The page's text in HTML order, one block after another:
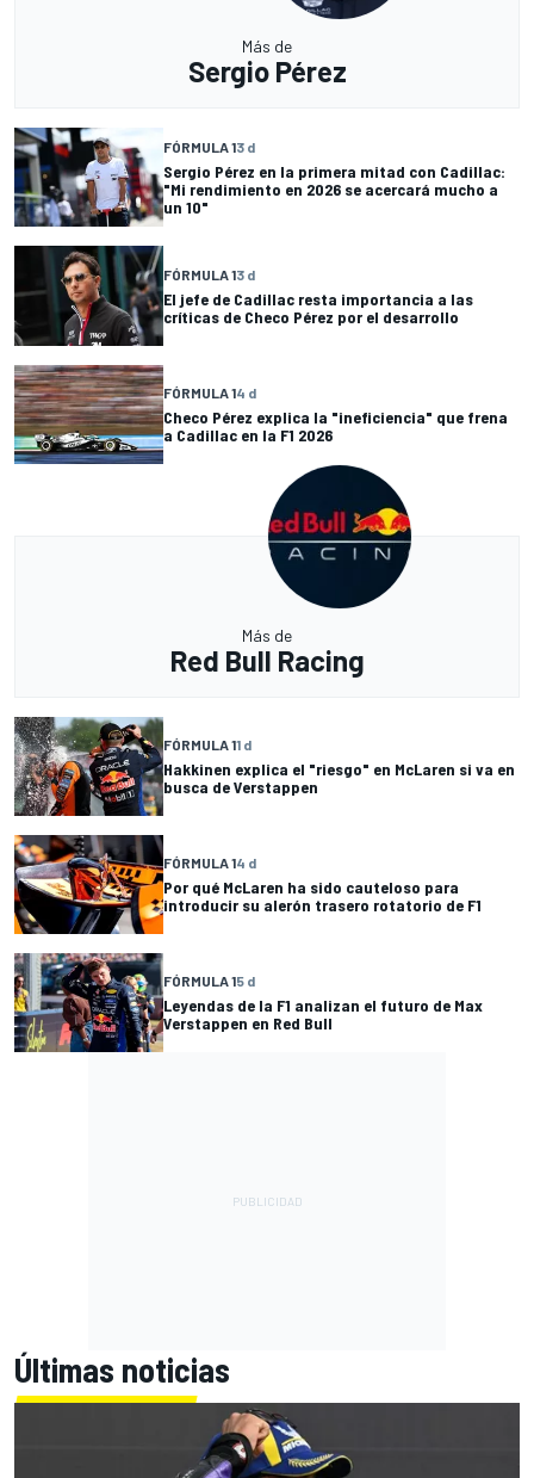
Más de
Sergio Pérez
FÓRMULA 13 d
Sergio Pérez en la primera mitad con Cadillac:
"Mi rendimiento en 2026 se acercará mucho a
un 10"
FÓRMULA 13 d
El jefe de Cadillac resta importancia a las
críticas de Checo Pérez por el desarrollo
FÓRMULA 14 d
Checo Pérez explica la "ineficiencia" que frena
a Cadillac en la F1 2026
Más de
Red Bull Racing
FÓRMULA 11 d
Hakkinen explica el "riesgo" en McLaren si va en
busca de Verstappen
FÓRMULA 14 d
Por qué McLaren ha sido cauteloso para
introducir su alerón trasero rotatorio de F1
FÓRMULA 15 d
Leyendas de la F1 analizan el futuro de Max
Verstappen en Red Bull
Últimas noticias